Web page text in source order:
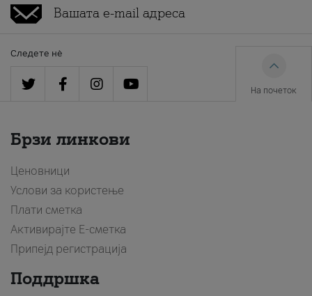
Следете нè
На почеток
Брзи линкови
Ценовници
Услови за користење
Плати сметка
Активирајте Е-сметка
Припејд регистрација
Поддршка